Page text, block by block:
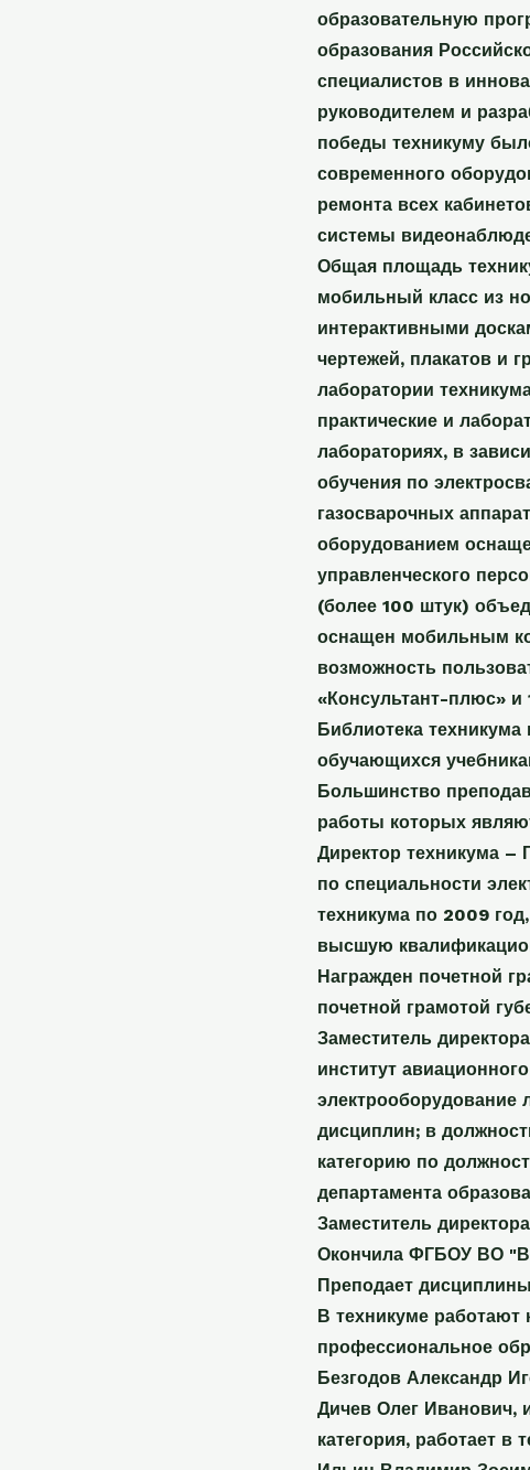
образовательную
образования
специалистов в
руководителем и
победы техникуму
современного
ремонта всех
системы
Общая площадь
мобильный класс из
интерактивными
чертежей, плакатов и
лаборатории
практические и
лабораториях, в
обучения по
газосварочных
оборудованием
управленческого
(более 100 штук)
оснащен мобильным
возможность
«Консультант-плюс» и
Библиотека
обучающихся
Большинство
работы которых
Директор техникума –
по специальности
техникума по 2009
высшую
Награжден почетной
почетной грамотой
Заместитель
институт
электрооборудование
дисциплин; в
категорию по
департамента
Заместитель
Окончила ФГБОУ ВО
Преподает
В техникуме
профессиональное
Безгодов Александр
Дичев Олег Иванович,
категория, работает в